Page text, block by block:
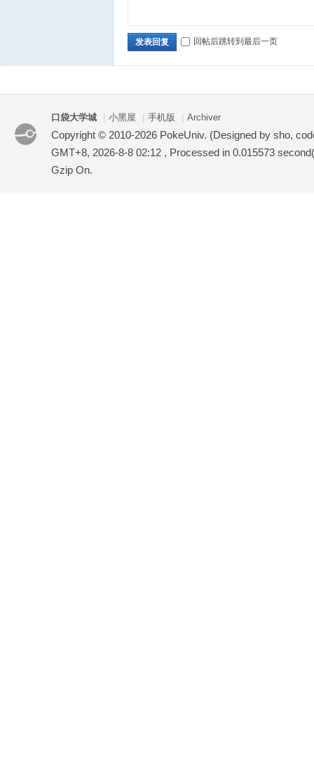
发表回复 回帖后跳转到最后一页
口袋大学城 小黑屋 手机版 Archiver
Copyright © 2010-2026 PokeUniv. (Designed by sho,
GMT+8, 2026-8-8 02:12 , Processed in 0.015573
Gzip On.